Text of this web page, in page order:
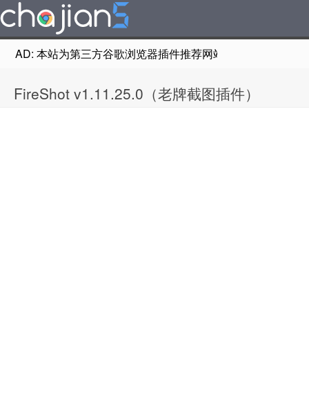
AD: 本站为第三方谷歌浏览器插件推荐网站，非Google
FireShot v1.11.25.0（老牌截图插件）